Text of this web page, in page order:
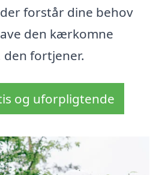
forstår dine behov
den kærkomne
fortjener.
og uforpligtende